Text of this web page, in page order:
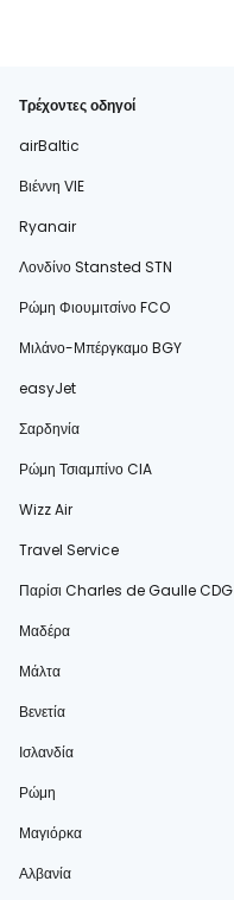
Τρέχοντες οδηγοί
airBaltic
Βιέννη VIE
Ryanair
Λονδίνο Stansted STN
Ρώμη Φιουμιτσίνο FCO
Μιλάνο-Μπέργκαμο BGY
easyJet
Σαρδηνία
Ρώμη Τσιαμπίνο CIA
Wizz Air
Travel Service
Παρίσι Charles de Gaulle CDG
Μαδέρα
Μάλτα
Βενετία
Ισλανδία
Ρώμη
Μαγιόρκα
Αλβανία